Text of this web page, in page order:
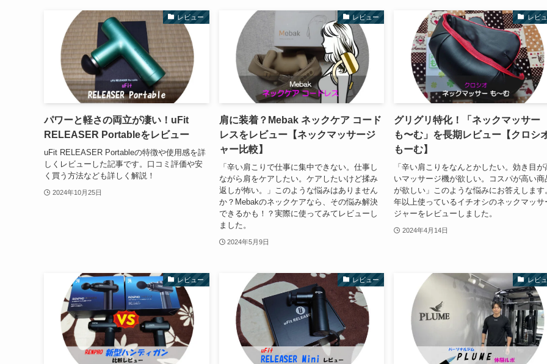
レビュー
パワーと軽さの両立が凄い！uFit
RELEASER Portableをレビュー
uFit RELEASER Portableの特徴や使用感を詳
しくレビューした記事です。口コミ評価や安
く買う方法なども詳しく解説！
2024年10月25日
レビュー
肩に装着？Mebak ネックケア コード
レスをレビュー【ネックマッサージ
ャー比較】
「辛い肩こりで仕事に集中できない。仕事し
ながら肩をケアしたい。ケアしたいけど揉み
返しが怖い。」このような悩みはありません
か？Mebakのネックケアなら、その悩み解決
できるかも！？実際に使ってみてレビューし
ました。
2024年5月9日
レビ
グリグリ特化！「ネックマッサー
も〜む」を長期レビュー【クロシ
もーむ】
「辛い肩こりをなんとかしたい。効き目が
いマッサージ機が欲しい。コスパが高い商
が欲しい」このような悩みにお答えします
年以上使っているイチオシのネックマッサ
ジャーをレビューしました。
2024年4月14日
レビュー レビュー レビ